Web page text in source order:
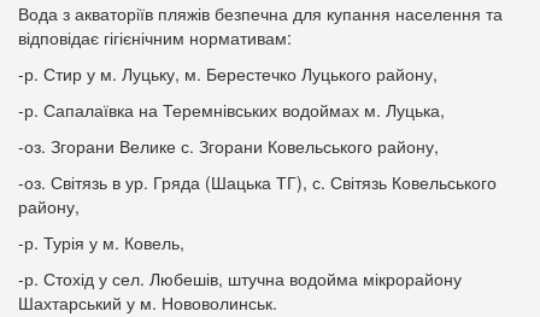
Вода з акваторіїв пляжів безпечна для купання населення та
відповідає гігієнічним нормативам:
-р. Стир у м. Луцьку, м. Берестечко Луцького району,
-р. Сапалаївка на Теремнівських водоймах м. Луцька,
-оз. Згорани Велике с. Згорани Ковельського району,
-оз. Світязь в ур. Гряда (Шацька ТГ), с. Світязь Ковельського
району,
-р. Турія у м. Ковель,
-р. Стохід у сел. Любешів, штучна водойма мікрорайону
Шахтарський у м. Нововолинськ.